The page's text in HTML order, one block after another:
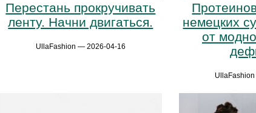
Перестань прокручивать
ленту. Начни двигаться.
UllaFashion — 2026-04-16
немецких
от